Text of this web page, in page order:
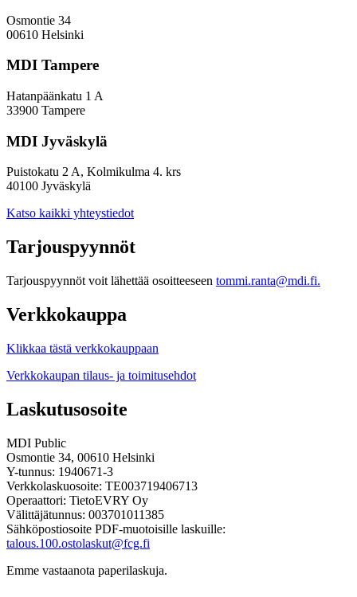
Osmontie 34
00610 Helsinki
MDI Tampere
Hatanpäänkatu 1 A
33900 Tampere
MDI Jyväskylä
Puistokatu 2 A, Kolmikulma 4. krs
40100 Jyväskylä
Katso kaikki yhteystiedot
Tarjouspyynnöt
Tarjouspyynnöt voit lähettää osoitteeseen tommi.ranta@mdi.fi.
Verkkokauppa
Klikkaa tästä verkkokauppaan
Verkkokaupan tilaus- ja toimitusehdot
Laskutusosoite
MDI Public
Osmontie 34, 00610 Helsinki
Y-tunnus: 1940671-3
Verkkolaskuosoite: TE003719406713
Operaattori: TietoEVRY Oy
Välittäjätunnus: 003701011385
Sähköpostiosoite PDF-muotoisille laskuille:
talous.100.ostolaskut@fcg.fi
Emme vastaanota paperilaskuja.